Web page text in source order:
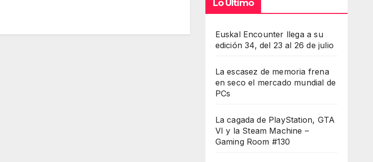
Lo Último
Euskal Encounter llega a su
edición 34, del 23 al 26 de julio
La escasez de memoria frena
en seco el mercado mundial de
PCs
La cagada de PlayStation, GTA
VI y la Steam Machine –
Gaming Room #130